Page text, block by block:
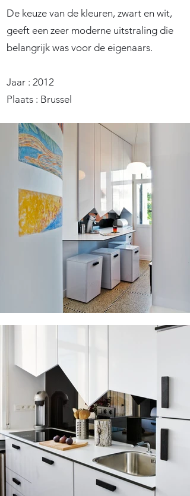
De keuze van de kleuren, zwart en wit,
geeft een zeer moderne uitstraling die
belangrijk was voor de eigenaars.
Jaar : 2012
Plaats : Brussel